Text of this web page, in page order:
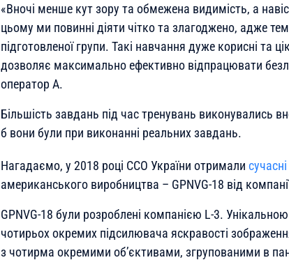
«Вночі менше кут зору та обмежена видимість, а
цьому ми повинні діяти чітко та злагоджено, адже
підготовленої групи. Такі навчання дуже корисні та
дозволяє максимально ефективно відпрацювати
оператор А.
Більшість завдань під час тренувань виконувались
б вони були при виконанні реальних завдань.
Нагадаємо, у 2018 році ССО України отримали
американського виробництва – GPNVG-18 від
GPNVG-18 були розроблені компанією L-3.
чотирьох окремих підсилювача яскравості
з чотирма окремими об’єктивами, згрупованими в